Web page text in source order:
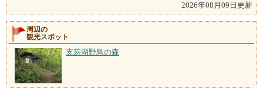
2026年08月09日更新
周辺の
観光スポット
支笏湖野鳥の森